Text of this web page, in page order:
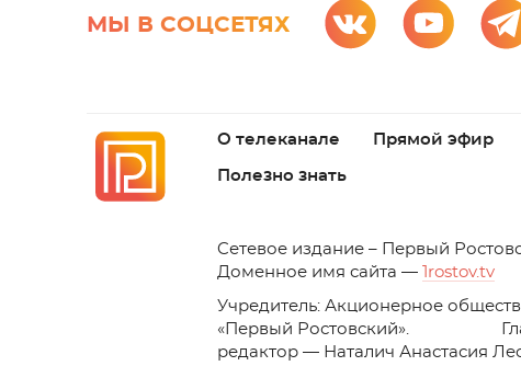
МЫ В СОЦСЕТЯХ
О телеканале Прямой эфир
Полезно знать
Cетевое издание – Первый
Доменное имя сайта —
1rostov.tv
Учредитель: Акционерное
«Первый Ростовский».
редактор — Наталич Анастасия